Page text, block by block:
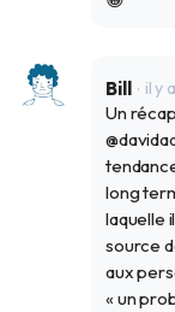
Bill il y
Un
long
laquelle
source
aux
« un